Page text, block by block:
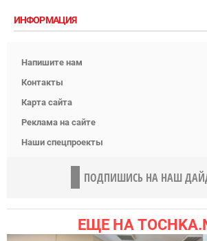
ИНФОРМАЦИЯ
Напишите нам
Контакты
Карта сайта
Реклама на сайте
Наши спецпроекты
ПОДПИШИСЬ НА НАШ
ЕЩЕ НА